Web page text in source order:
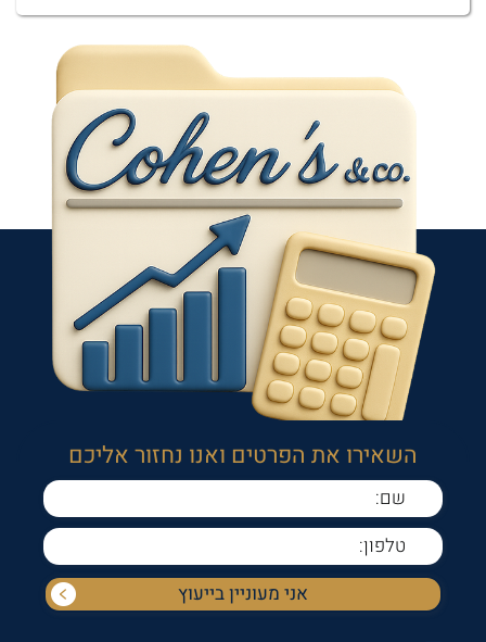
השאירו את הפרטים ואנו נחזור אליכם